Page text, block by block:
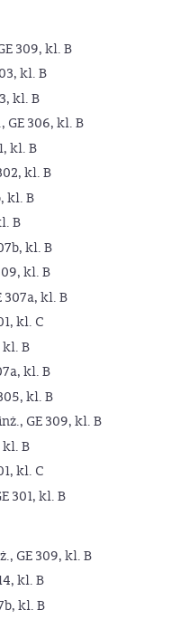
309, kl. B
kl. B
kl. B
GE 306, kl. B
kl. B
kl. B
kl. B
B
kl. B
kl. B
307a, kl. B
kl. C
kl. B
kl. B
kl. B
GE 309, kl. B
kl. B
kl. C
301, kl. B
GE 309, kl. B
kl. B
kl. B